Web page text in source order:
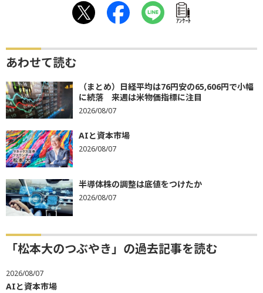
ｱﾝｹｰﾄ
あわせて読む
（まとめ）日経平均は76円安の65,606円で小幅
に続落 来週は米物価指標に注目
2026/08/07
AIと資本市場
2026/08/07
半導体株の調整は底値をつけたか
2026/08/07
「松本大のつぶやき」の過去記事を読む
2026/08/07
AIと資本市場